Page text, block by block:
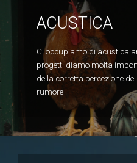
ACUSTICA
Ci occupiamo di acustica
progetti diamo molta
della corretta percezione
rumore